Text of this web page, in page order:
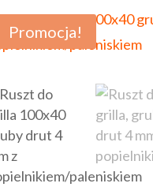
Promocja!